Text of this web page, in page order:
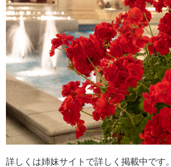
詳しくは姉妹サイトで詳しく掲載中です。